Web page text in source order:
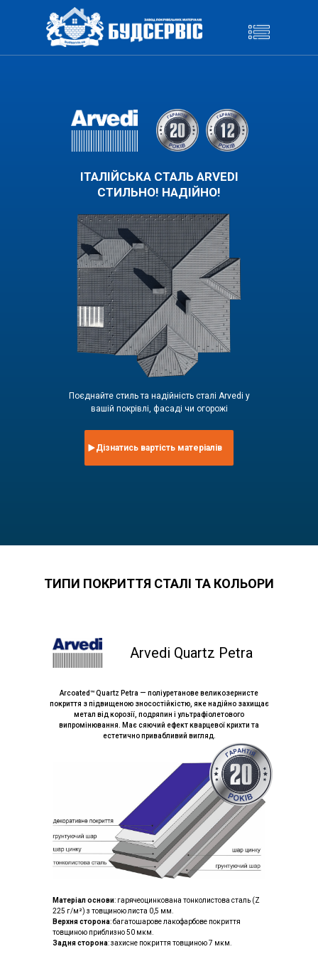
Дізнатись вартість матеріалів
ІТАЛІЙСЬКА СТАЛЬ ARVEDI
СТИЛЬНО! НАДІЙНО!
Поєднайте стиль та надійність сталі Arvedi у
вашій покрівлі, фасаді чи огорожі
ТИПИ ПОКРИТТЯ СТАЛІ ТА КОЛЬОРИ
Arcoated™ Quartz Petra — поліуретанове великозернисте
покриття з підвищеною зносостійкістю, яке надійно захищає
метал від корозії, подряпин і ультрафіолетового
випромінювання. Має сяючий ефект кварцевої крихти та
естетично привабливий вигляд.
Матеріал основи: гарячеоцинкована тонколистова сталь (Z
225 г/м²) з товщиною листа 0,5 мм.
Верхня сторона: багатошарове лакофарбове покриття
товщиною приблизно 50 мкм.
Задня сторона: захисне покриття товщиною 7 мкм.
Arvedi Quartz Petra